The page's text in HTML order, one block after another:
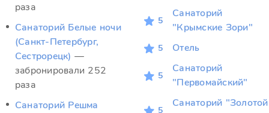
раза
Санаторий Белые ночи
(Санкт-Петербург,
Сестрорецк) —
забронировали 252
раза
Санаторий Решма
5
Санаторий
"Крымские Зори"
5 Отель
5
Санаторий
"Первомайский"
5
Санаторий "Золотой